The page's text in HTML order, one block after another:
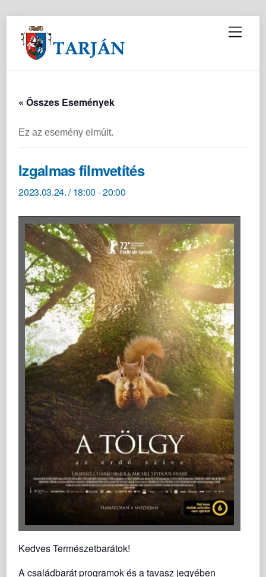
M
e
« Összes Események
Ez az esemény elmúlt.
Izgalmas filmvetítés
2023.03.24. / 18:00 -20:00
Kedves Természetbarátok!
A családbarát programok és a tavasz jegyében